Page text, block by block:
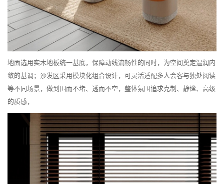
地面选用实木地板统一基底，保障动线流畅性的同时，为空间奠定温润内
敛的基调；沙发区采用模块化组合设计，可灵活适配多人会客与独处阅读
等不同场景，做到围而不堵、透而不空，整体氛围追求克制、静谧、高级
的质感，